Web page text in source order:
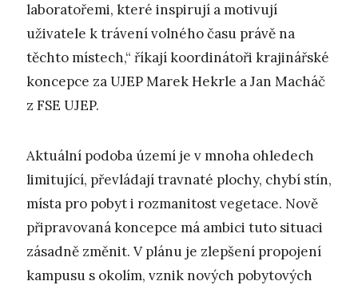
laboratořemi, které inspirují a motivují
uživatele k trávení volného času právě na
těchto místech,“ říkají koordinátoři krajinářské
koncepce za UJEP Marek Hekrle a Jan Macháč
z FSE UJEP.
Aktuální podoba území je v mnoha ohledech
limitující, převládají travnaté plochy, chybí stín,
místa pro pobyt i rozmanitost vegetace. Nově
připravovaná koncepce má ambici tuto situaci
zásadně změnit. V plánu je zlepšení propojení
kampusu s okolím, vznik nových pobytových